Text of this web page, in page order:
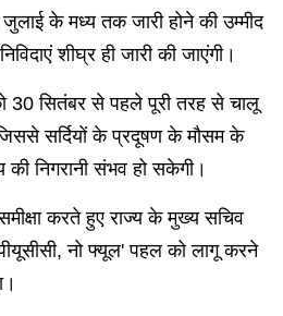
के मध्य तक जारी होने की उम्मीद
शीघ्र ही जारी की जाएंगी।
को 30 सितंबर से पहले पूरी तरह से चालू
सर्दियों के प्रदूषण के मौसम के
की निगरानी संभव हो सकेगी।
करते हुए राज्य के मुख्य सचिव
नो फ्यूल' पहल को लागू करने